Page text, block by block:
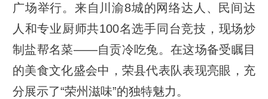
广场举行。来自川渝8城的网络达人、民间达
人和专业厨师共100名选手同台竞技，现场炒
制盐帮名菜——自贡冷吃兔。在这场备受瞩目
的美食文化盛会中，荣县代表队表现亮眼，充
分展示了“荣州滋味”的独特魅力。